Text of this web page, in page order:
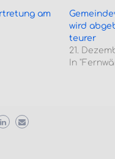
am
wird
teurer
21.
In